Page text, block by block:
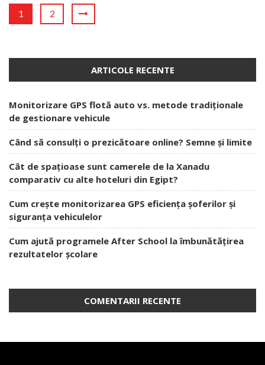
1 2
ARTICOLE RECENTE
Monitorizare GPS flotă auto vs. metode tradiționale
de gestionare vehicule
Când să consulți o prezicătoare online? Semne și limite
Cât de spațioase sunt camerele de la Xanadu
comparativ cu alte hoteluri din Egipt?
Cum crește monitorizarea GPS eficiența șoferilor și
siguranța vehiculelor
Cum ajută programele After School la îmbunătățirea
rezultatelor școlare
COMENTARII RECENTE